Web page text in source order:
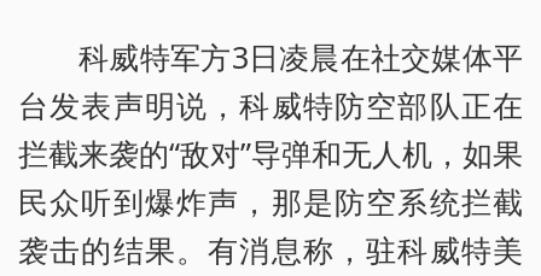
科威特军方3日凌晨在社交媒体平
台发表声明说，科威特防空部队正在
拦截来袭的“敌对”导弹和无人机，如果
民众听到爆炸声，那是防空系统拦截
袭击的结果。有消息称，驻科威特美